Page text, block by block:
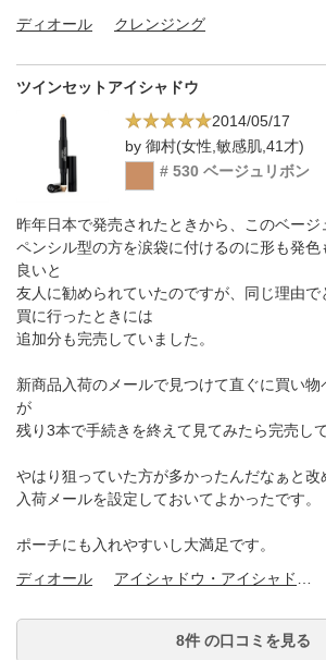
ディオール
クレンジング
ツインセットアイシャドウ
2014/05/17
by 御村(女性,敏感肌,41才)
# 530 ベージュリボン
昨年日本で発売されたときから、このベージ
ペンシル型の方を涙袋に付けるのに形も発
良いと
友人に勧められていたのですが、同じ理由
買に行ったときには
追加分も完売していました。
新商品入荷のメールで見つけて直ぐに買い物
が
残り3本で手続きを終えて見てみたら完売し
やはり狙っていた方が多かったんだなぁと改
入荷メールを設定しておいてよかったです。
ポーチにも入れやすいし大満足です。
ディオール
8件 の口コミを見る